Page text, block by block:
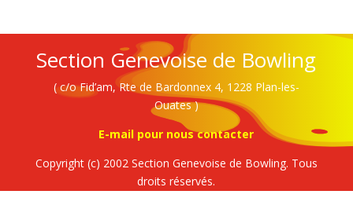
Section Genevoise de Bowling
( c/o Fid’am, Rte de Bardonnex 4, 1228 Plan-les-
Ouates )
E-mail pour nous contacter
Copyright (c) 2002 Section Genevoise de Bowling. Tous
droits réservés.